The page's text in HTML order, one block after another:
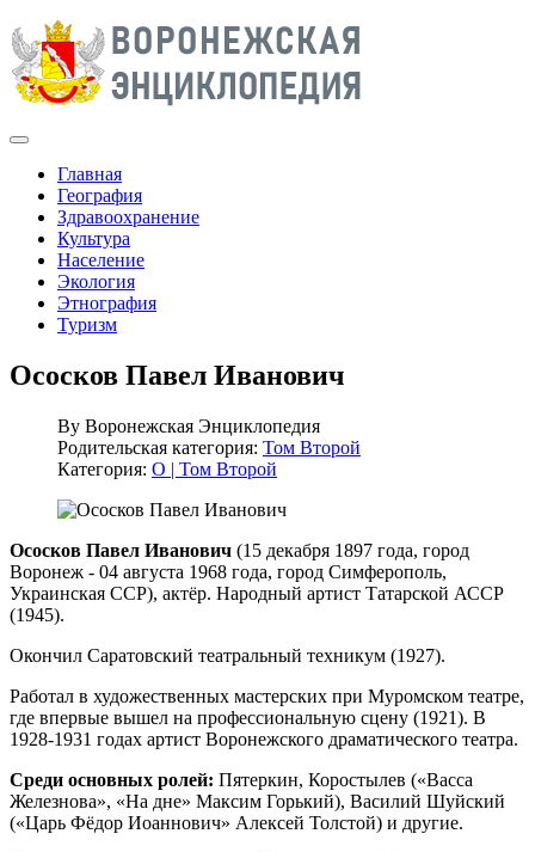
Главная
География
Здравоохранение
Культура
Население
Экология
Этнография
Туризм
Ососков Павел Иванович
By Воронежская Энциклопедия
Родительская категория: Том Второй
Категория: О | Том Второй
Ососков Павел Иванович (15 декабря 1897 года, город
Воронеж - 04 августа 1968 года, город Симферополь,
Украинская ССР), актёр. Народный артист Татарской АССР
(1945).
Окончил Саратовский театральный техникум (1927).
Работал в художественных мастерских при Муромском театре,
где впервые вышел на профессиональную сцену (1921). В
1928-1931 годах артист Воронежского драматического театра.
Среди основных ролей: Пятеркин, Коростылев («Васса
Железнова», «На дне» Максим Горький), Василий Шуйский
(«Царь Фёдор Иоаннович» Алексей Толстой) и другие.